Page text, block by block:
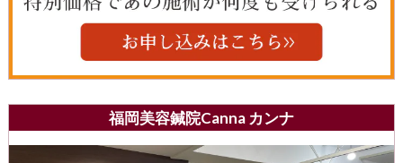
福岡美容鍼院Canna カンナ